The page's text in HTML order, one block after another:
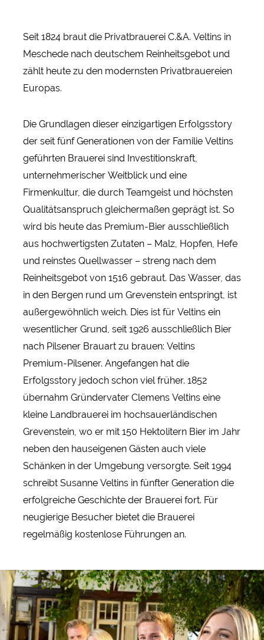
Seit 1824 braut die Privatbrauerei C.&A. Veltins in
Meschede nach deutschem Reinheitsgebot und
zählt heute zu den modernsten Privatbrauereien
Europas.
Die Grundlagen dieser einzigartigen Erfolgsstory
der seit fünf Generationen von der Familie Veltins
geführten Brauerei sind Investitionskraft,
unternehmerischer Weitblick und eine
Firmenkultur, die durch Teamgeist und höchsten
Qualitätsanspruch gleichermaßen geprägt ist. So
wird bis heute das Premium-Bier ausschließlich
aus hochwertigsten Zutaten – Malz, Hopfen, Hefe
und reinstes Quellwasser – streng nach dem
Reinheitsgebot von 1516 gebraut. Das Wasser, das
in den Bergen rund um Grevenstein entspringt, ist
außergewöhnlich weich. Dies ist für Veltins ein
wesentlicher Grund, seit 1926 ausschließlich Bier
nach Pilsener Brauart zu brauen: Veltins
Premium-Pilsener. Angefangen hat die
Erfolgsstory jedoch schon viel früher. 1852
übernahm Gründervater Clemens Veltins eine
kleine Landbrauerei im hochsauerländischen
Grevenstein, wo er mit 150 Hektolitern Bier im Jahr
neben den hauseigenen Gästen auch viele
Schänken in der Umgebung versorgte. Seit 1994
schreibt Susanne Veltins in fünfter Generation die
erfolgreiche Geschichte der Brauerei fort. Für
neugierige Besucher bietet die Brauerei
regelmäßig kostenlose Führungen an.